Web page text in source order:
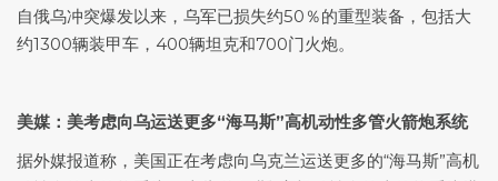
自俄乌冲突爆发以来，乌军已损失约50％的重型装备，包括大
约1300辆装甲车，400辆坦克和700门火炮。
美媒：美考虑向乌运送更多“海马斯”高机动性多管火箭炮系统
据外媒报道称，美国正在考虑向乌克兰运送更多的“海马斯”高机